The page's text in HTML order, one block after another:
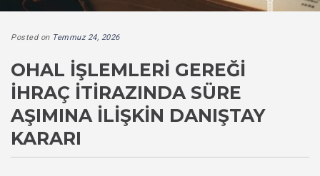
Posted on Temmuz 24, 2026
OHAL İŞLEMLERI GEREĞI
İHRAÇ İTIRAZINDA SÜRE
AŞIMINA İLIŞKIN DANIŞTAY
KARARI